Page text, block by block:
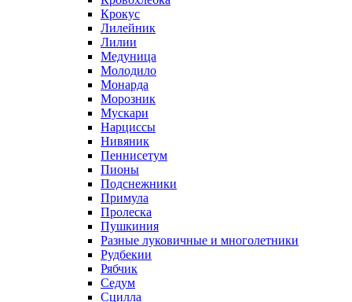
Крокус
Лилейник
Лилии
Медуница
Молодило
Монарда
Морозник
Мускари
Нарциссы
Нивяник
Пеннисетум
Пионы
Подснежники
Примула
Пролеска
Пушкиния
Разные луковичные и многолетники
Рудбекии
Рябчик
Седум
Сцилла